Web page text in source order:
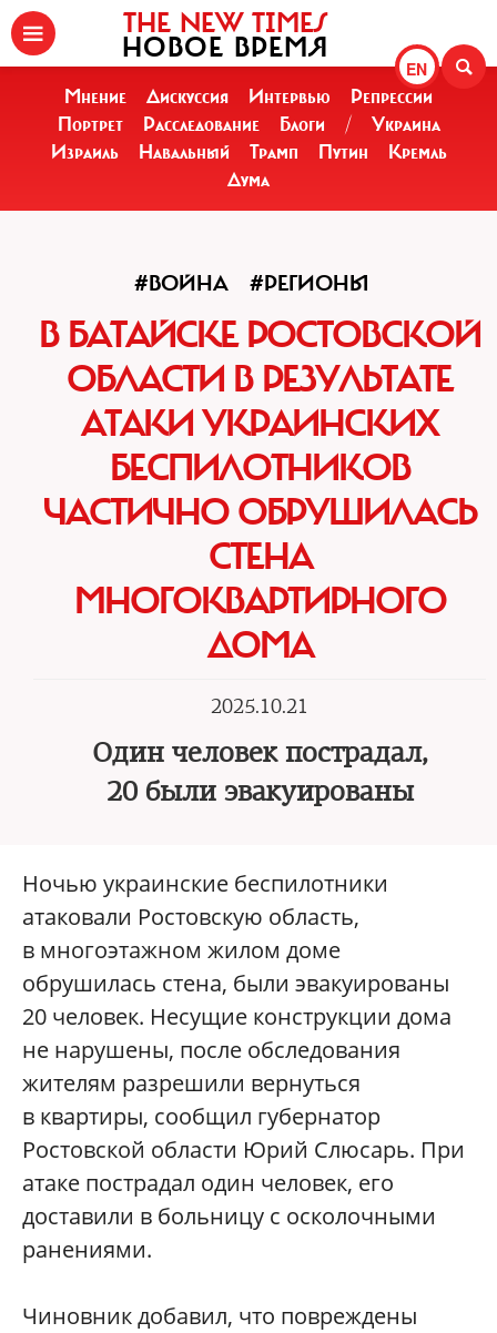
EN
THE NEW TIMES
НОВОЕ ВРЕМЯ
Мнение Дискуссия Интервью
Репрессии
Портрет
Расследование Блоги /
Украина
Израиль
Навальный Трамп Путин
Кремль
Дума
#ВОЙНА #РЕГИОНЫ
В БАТАЙСКЕ РОСТОВСКОЙ
ОБЛАСТИ В РЕЗУЛЬТАТЕ
АТАКИ УКРАИНСКИХ
БЕСПИЛОТНИКОВ
ЧАСТИЧНО ОБРУШИЛАСЬ
СТЕНА
МНОГОКВАРТИРНОГО
ДОМА
2025.10.21
Один человек пострадал,
20 были эвакуированы
Ночью украинские беспилотники
атаковали Ростовскую область,
в многоэтажном жилом доме
обрушилась стена, были эвакуированы
20 человек. Несущие конструкции дома
не нарушены, после обследования
жителям разрешили вернуться
в квартиры, сообщил губернатор
Ростовской области Юрий Слюсарь. При
атаке пострадал один человек, его
доставили в больницу с осколочными
ранениями.
Чиновник добавил, что повреждены